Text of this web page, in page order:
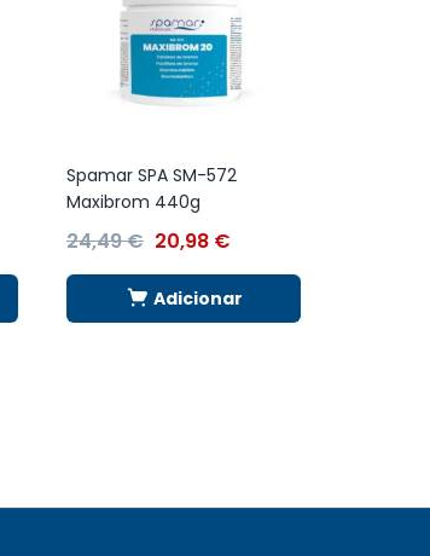
Spamar SPA SM-572
Maxibrom 440g
24,49€ 20,98 €
Adicionar